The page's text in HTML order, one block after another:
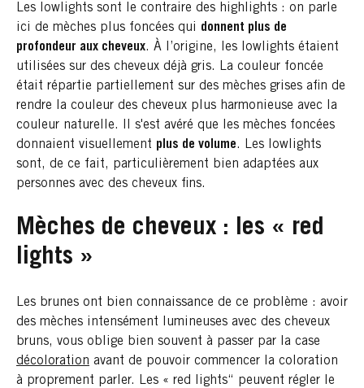
Les lowlights sont le contraire des highlights : on parle
ici de mèches plus foncées qui donnent plus de
profondeur aux cheveux. À l’origine, les lowlights étaient
utilisées sur des cheveux déjà gris. La couleur foncée
était répartie partiellement sur des mèches grises afin de
rendre la couleur des cheveux plus harmonieuse avec la
couleur naturelle. Il s'est avéré que les mèches foncées
donnaient visuellement plus de volume. Les lowlights
sont, de ce fait, particulièrement bien adaptées aux
personnes avec des cheveux fins.
Mèches de cheveux : les « red
lights »
Les brunes ont bien connaissance de ce problème : avoir
des mèches intensément lumineuses avec des cheveux
bruns, vous oblige bien souvent à passer par la case
décoloration avant de pouvoir commencer la coloration
à proprement parler. Les « red lights“ peuvent régler le